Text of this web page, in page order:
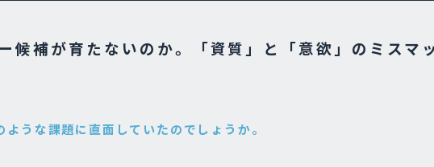
候補が育たないのか。「資質」と「意欲」のミスマ
な課題に直面していたのでしょうか。